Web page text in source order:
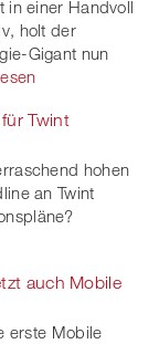
in einer Handvoll
holt der
Gigant nun
Twint
hohen
an Twint
auch Mobile
erste Mobile